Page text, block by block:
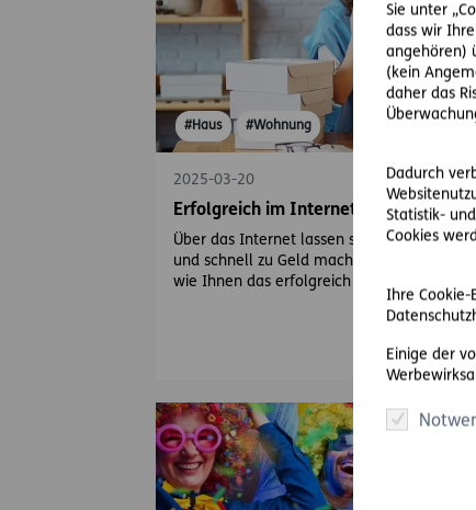
Sie unter
dass wir
angehören)
(kein
daher das
Dadurch
Statistik-
Cookies
Ihre
Einige der
#Haus #Wohnung
2025-03-20
Erfolgreich im Internet verkaufen
Über das Internet lassen sich alte Schätze
und schnell zu Geld machen. Wir haben
wie Ihnen das erfolgreich gelingt.